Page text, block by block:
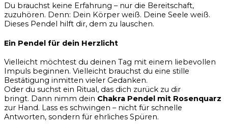
Du brauchst keine Erfahrung – nur die Bereitschaft,
zuzuhören. Denn: Dein Körper weiß. Deine Seele weiß.
Dieses Pendel hilft dir, dem zu lauschen.
Ein Pendel für dein Herzlicht
Vielleicht möchtest du deinen Tag mit einem liebevollen
Impuls beginnen. Vielleicht brauchst du eine stille
Bestätigung inmitten vieler Gedanken.
Oder du suchst ein Ritual, das dich zurück zu dir
bringt. Dann nimm dein Chakra Pendel mit Rosenquarz
zur Hand. Lass es schwingen – nicht für schnelle
Antworten, sondern für ehrliches Spüren.